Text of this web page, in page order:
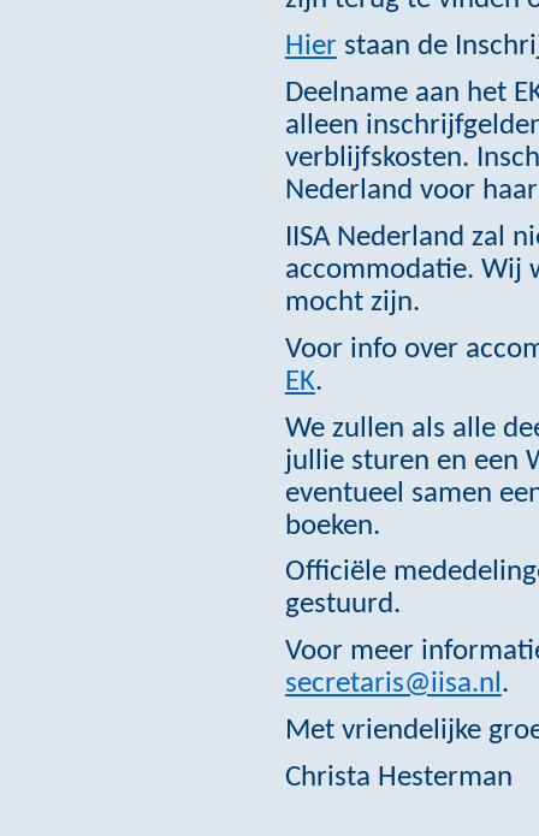
Hierstaan de
Deelname aan het
alleen
verblijfskosten.
Nederland voor
IISA Nederland zal
accommodatie. Wij
mocht zijn.
Voor info over
EK.
We zullen als alle
jullie sturen en een
eventueel samen
boeken.
Officiële
gestuurd.
Voor meer
secretaris@iisa.nl.
Met vriendelijke
Christa Hesterman